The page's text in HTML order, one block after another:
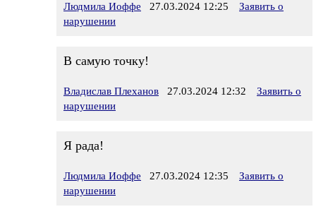
Людмила Иоффе 27.03.2024 12:25
Заявить о
нарушении
В самую точку!
Владислав Плеханов 27.03.2024 12:32
Заявить о
нарушении
Я рада!
Людмила Иоффе 27.03.2024 12:35
Заявить о
нарушении